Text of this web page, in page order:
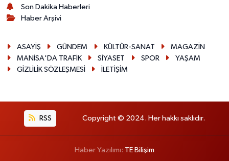
Son Dakika Haberleri
Haber Arşivi
ASAYİŞ GÜNDEM KÜLTÜR-SANAT
MAGAZİN
MANİSA'DA TRAFİK
SİYASET SPOR
YAŞAM
GİZLİLİK SÖZLEŞMESİ
İLETİŞİM
RSS Copyright © 2024. Her hakkı saklıdır.
Haber Yazılımı: TE Bilişim